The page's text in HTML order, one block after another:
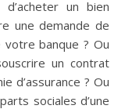
une demande de
banque ? Ou
un contrat
d’assurance ? Ou
sociales d’une